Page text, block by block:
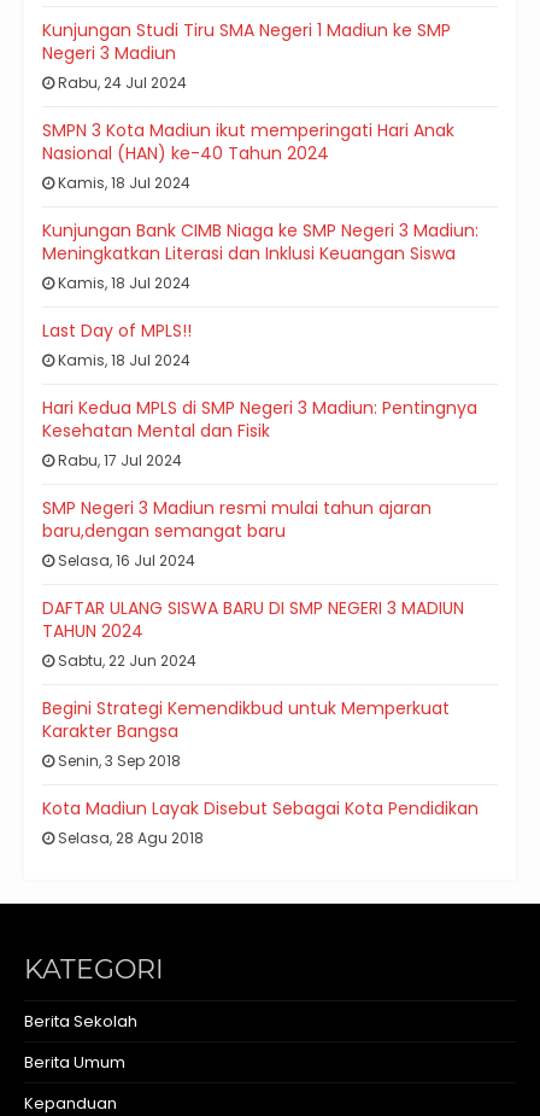
Kunjungan Studi Tiru SMA Negeri 1 Madiun ke SMP
Negeri 3 Madiun
Rabu, 24 Jul 2024
SMPN 3 Kota Madiun ikut memperingati Hari Anak
Nasional (HAN) ke-40 Tahun 2024
Kamis, 18 Jul 2024
Kunjungan Bank CIMB Niaga ke SMP Negeri 3 Madiun:
Meningkatkan Literasi dan Inklusi Keuangan Siswa
Kamis, 18 Jul 2024
Last Day of MPLS!!
Kamis, 18 Jul 2024
Hari Kedua MPLS di SMP Negeri 3 Madiun: Pentingnya
Kesehatan Mental dan Fisik
Rabu, 17 Jul 2024
SMP Negeri 3 Madiun resmi mulai tahun ajaran
baru,dengan semangat baru
Selasa, 16 Jul 2024
DAFTAR ULANG SISWA BARU DI SMP NEGERI 3 MADIUN
TAHUN 2024
Sabtu, 22 Jun 2024
Begini Strategi Kemendikbud untuk Memperkuat
Karakter Bangsa
Senin, 3 Sep 2018
Kota Madiun Layak Disebut Sebagai Kota Pendidikan
Selasa, 28 Agu 2018
KATEGORI
Berita Sekolah
Berita Umum
Kepanduan